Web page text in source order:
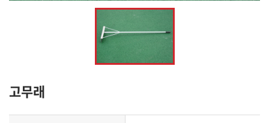
고무래